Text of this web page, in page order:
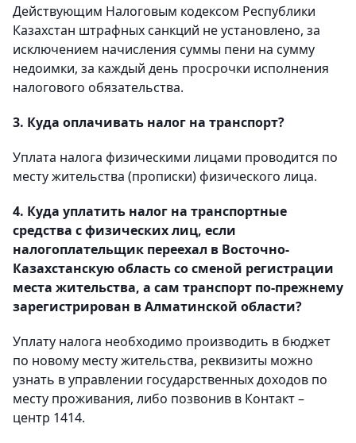
Действующим Налоговым кодексом Республики
Казахстан штрафных санкций не установлено, за
исключением начисления суммы пени на сумму
недоимки, за каждый день просрочки исполнения
налогового обязательства.
3. Куда оплачивать налог на транспорт?
Уплата налога физическими лицами проводится по
месту жительства (прописки) физического лица.
4. Куда уплатить налог на транспортные
средства с физических лиц, если
налогоплательщик переехал в Восточно-
Казахстанскую область со сменой регистрации
места жительства, а сам транспорт по-прежнему
зарегистрирован в Алматинской области?
Уплату налога необходимо производить в бюджет
по новому месту жительства, реквизиты можно
узнать в управлении государственных доходов по
месту проживания, либо позвонив в Контакт –
центр 1414.